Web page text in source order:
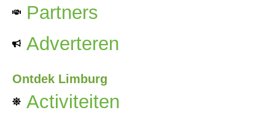
Partners
Adverteren
Ontdek Limburg
Activiteiten